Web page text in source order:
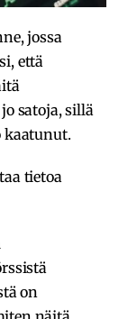
jossa
että
satoja, sillä
kaatunut.
tietoa
on